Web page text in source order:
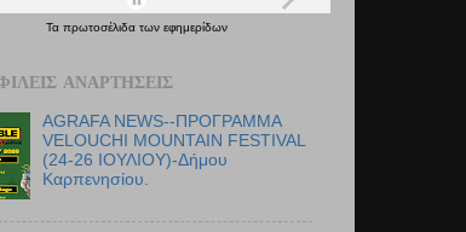
Τα πρωτοσέλιδα των εφημερίδων
ΑΝΑΡΤΉΣΕΙΣ
AGRAFA NEWS--ΠΡΟΓΡΑΜΜΑ
VELOUCHI MOUNTAIN FESTIVAL
(24-26 ΙΟΥΛΙΟΥ)-Δήμου
Καρπενησίου.